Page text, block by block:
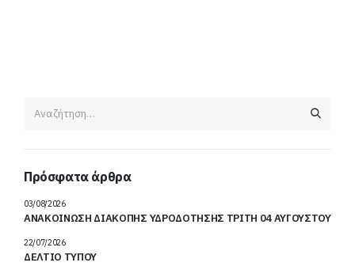
Πρόσφατα άρθρα
ΑΝΑΚΟΙΝΩΣΗ ΔΙΑΚΟΠΗΣ ΥΔΡΟΔΟΤΗΣΗΣ ΤΡΙΤΗ 04 ΑΥΓΟΥΣΤΟΥ
03/08/2026
ΔΕΛΤΙΟ ΤΥΠΟΥ
22/07/2026